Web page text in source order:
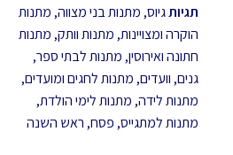
תגיותגיוס, מתנות בני מצווה, מתנות
הוקרה ומצויינות, מתנות וותק, מתנות
חתונה ואירוסין, מתנות לבתי ספר,
גנים, וועדים, מתנות לחגים ומועדים,
מתנות לידה, מתנות לימי הולדת,
מתנות למתגייס, פסח, ראש השנה